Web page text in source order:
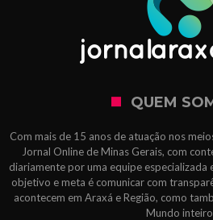
QUEM
Com mais de 15 anos de atuação nos
Jornal Online de Minas Gerais, com
diariamente por uma equipe especializada
objetivo e meta é comunicar com
acontecem em Araxá e Região, como
Mundo